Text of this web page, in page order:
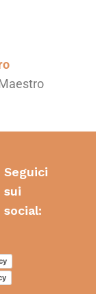
Seguici
sui
social: